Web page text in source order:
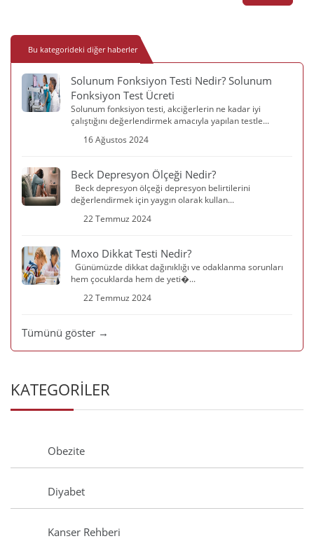
Bu kategorideki diğer haberler
Solunum Fonksiyon Testi Nedir? Solunum
Fonksiyon Test Ücreti
Solunum fonksiyon testi, akciğerlerin ne kadar iyi
çalıştığını değerlendirmek amacıyla yapılan testle...
16 Ağustos 2024
Beck Depresyon Ölçeği Nedir?
Beck depresyon ölçeği depresyon belirtilerini
değerlendirmek için yaygın olarak kullan...
22 Temmuz 2024
Moxo Dikkat Testi Nedir?
Günümüzde dikkat dağınıklığı ve odaklanma sorunları
hem çocuklarda hem de yeti�...
22 Temmuz 2024
Tümünü göster →
KATEGORİLER
Obezite
Diyabet
Kanser Rehberi